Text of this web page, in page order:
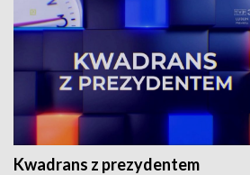
Kwadrans z prezydentem